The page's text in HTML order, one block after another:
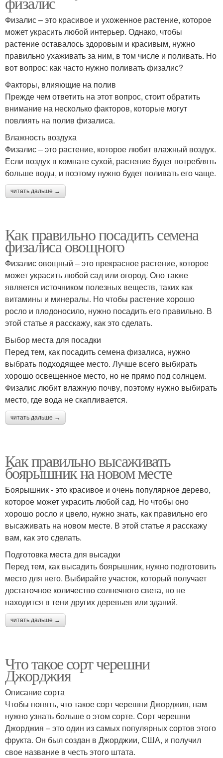
Физалис – это красивое и ухоженное растение, которое
может украсить любой интерьер. Однако, чтобы
растение оставалось здоровым и красивым, нужно
правильно ухаживать за ним, в том числе и поливать. Но
вот вопрос: как часто нужно поливать физалис?
Факторы, влияющие на полив
Прежде чем ответить на этот вопрос, стоит обратить
внимание на несколько факторов, которые могут
повлиять на полив физалиса.
Влажность воздуха
Физалис – это растение, которое любит влажный воздух.
Если воздух в комнате сухой, растение будет потреблять
больше воды, и поэтому нужно будет поливать его чаще.
читать дальше →
Как правильно посадить семена
физалиса овощного
Физалис овощный – это прекрасное растение, которое
может украсить любой сад или огород. Оно также
является источником полезных веществ, таких как
витамины и минералы. Но чтобы растение хорошо
росло и плодоносило, нужно посадить его правильно. В
этой статье я расскажу, как это сделать.
Выбор места для посадки
Перед тем, как посадить семена физалиса, нужно
выбрать подходящее место. Лучше всего выбирать
хорошо освещенное место, но не прямо под солнцем.
Физалис любит влажную почву, поэтому нужно выбирать
место, где вода не скапливается.
читать дальше →
Как правильно высаживать
боярышник на новом месте
Боярышник - это красивое и очень популярное дерево,
которое может украсить любой сад. Но чтобы оно
хорошо росло и цвело, нужно знать, как правильно его
высаживать на новом месте. В этой статье я расскажу
вам, как это сделать.
Подготовка места для высадки
Перед тем, как высадить боярышник, нужно подготовить
место для него. Выбирайте участок, который получает
достаточное количество солнечного света, но не
находится в тени других деревьев или зданий.
читать дальше →
Что такое сорт черешни
Джорджия
Описание сорта
Чтобы понять, что такое сорт черешни Джорджия, нам
нужно узнать больше о этом сорте. Сорт черешни
Джорджия – это один из самых популярных сортов этого
фрукта. Он был создан в Джорджии, США, и получил
свое название в честь этого штата.